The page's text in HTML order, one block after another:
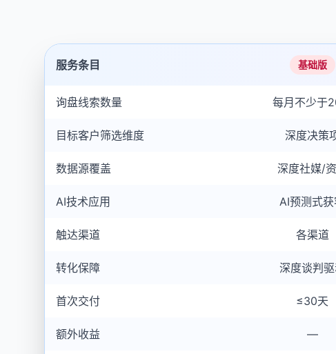
服务条目 基础版
询盘线索数量 每月不少于
目标客户筛选维度 深度决策
数据源覆盖 深度社媒/
AI技术应用 AI预测式
触达渠道 各渠道
转化保障 深度谈判
首次交付 ≤30天
额外收益 —